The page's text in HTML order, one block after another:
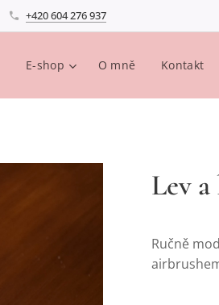
+420 604 276 937
E-shop O mně Kontakt
Lev
Ručně